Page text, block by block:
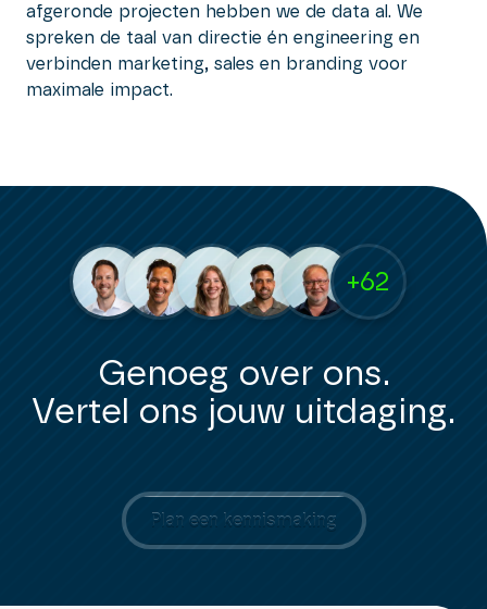
afgeronde projecten hebben we de data al. We
spreken de taal van directie én engineering en
verbinden marketing, sales en branding voor
maximale impact.
+62
Genoeg over ons.
Vertel ons jouw uitdaging.
Plan een kennismaking